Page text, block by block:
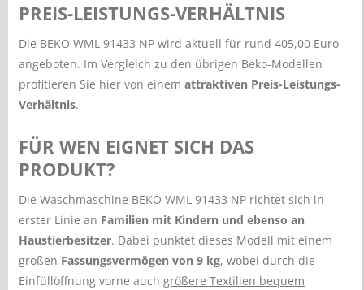
PREIS-LEISTUNGS-VERHÄLTNIS
Die BEKO WML 91433 NP wird aktuell für rund 405,00 Euro
angeboten. Im Vergleich zu den übrigen Beko-Modellen
profitieren Sie hier von einemattraktiven Preis-Leistungs-
Verhältnis.
FÜR WEN EIGNET SICH DAS
PRODUKT?
Die Waschmaschine BEKO WML 91433 NP richtet sich in
erster Linie an Familien mit Kindern und ebenso an
Haustierbesitzer. Dabei punktet dieses Modell mit einem
großen Fassungsvermögen von 9 kg, wobei durch die
Einfüllöffnung vorne auchgrößere Textilien bequem